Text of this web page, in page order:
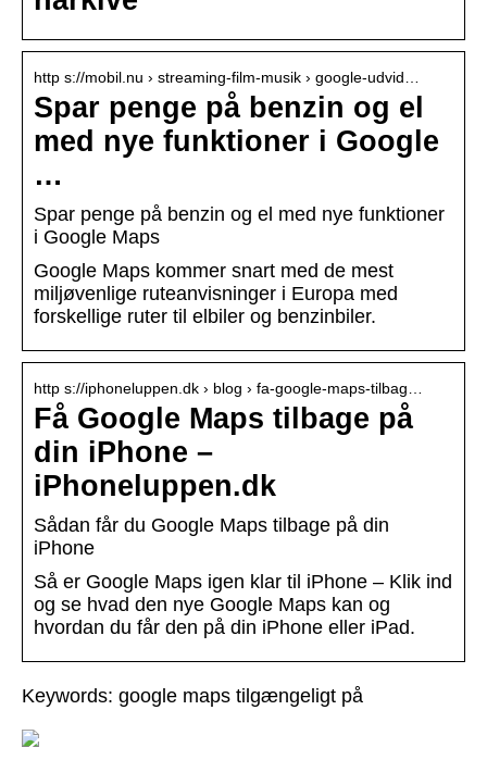
http s://mobil.nu › streaming-film-musik › google-udvid…
Spar penge på benzin og el
med nye funktioner i Google
…
Spar penge på benzin og el med nye funktioner
i Google Maps
Google Maps kommer snart med de mest
miljøvenlige ruteanvisninger i Europa med
forskellige ruter til elbiler og benzinbiler.
http s://iphoneluppen.dk › blog › fa-google-maps-tilbag…
Få Google Maps tilbage på
din iPhone –
iPhoneluppen.dk
Sådan får du Google Maps tilbage på din
iPhone
Så er Google Maps igen klar til iPhone – Klik ind
og se hvad den nye Google Maps kan og
hvordan du får den på din iPhone eller iPad.
Keywords: google maps tilgængeligt på